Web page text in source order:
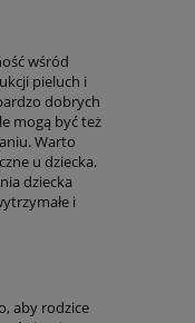
wśród
pieluch i
dobrych
mogą być też
Warto
u dziecka.
dziecka
i
aby rodzice